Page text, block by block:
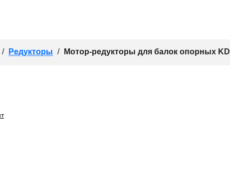
/ Редукторы /
Мотор-редукторы для балок опорных KD